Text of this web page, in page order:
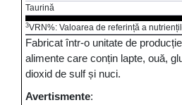
Taurină
3VRN%: Valoarea de referință a
Fabricat într-o unitate de
alimente care conțin lapte, ouă,
dioxid de sulf și nuci.
Avertismente: